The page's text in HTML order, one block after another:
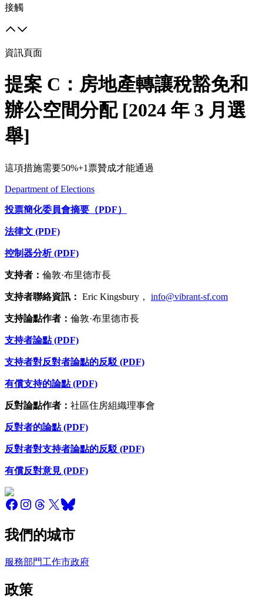
接觸
資訊頁面
提案 C：房地產轉讓稅豁免和
辦公空間分配 [2024 年 3 月選
舉]
這項措施需要50%+1票贊成才能通過
Department of Elections
投票簡化委員會摘要（PDF）
法律文 (PDF)
控制器分析 (PDF)
支持者： 倫敦·布里德市長
支持者聯絡資訊： Eric Kingsbury， info@vibrant-sf.com
支持論點作者： 倫敦·布里德市長
支持者論點 (PDF)
支持者對反對者論點的反駁 (PDF)
有償支持的論點 (PDF)
反對論點作者： 社區住房組織理事會
反對者的論點 (PDF)
反對者對支持者論點的反駁 (PDF)
有償反對意見 (PDF)
我們的城市
服務部門工作市政府
政策